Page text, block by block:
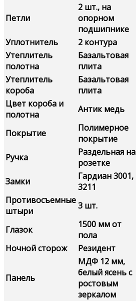
Петли
2 шт., на
опорном
подшипнике
Уплотнитель
2 контура
Утеплитель
полотна
Базальтовая
плита
Утеплитель
короба
Базальтовая
плита
Цвет короба и
полотна
Антик медь
Покрытие
Полимерное
покрытие
Ручка
Раздельная на
розетке
Замки
Гардиан 3001,
3211
Противосъемные
штыри
3 шт.
Глазок
1500 мм от
пола
Ночной сторож
Резидент
Панель
МДФ 12 мм,
белый ясень с
ростовым
зеркалом